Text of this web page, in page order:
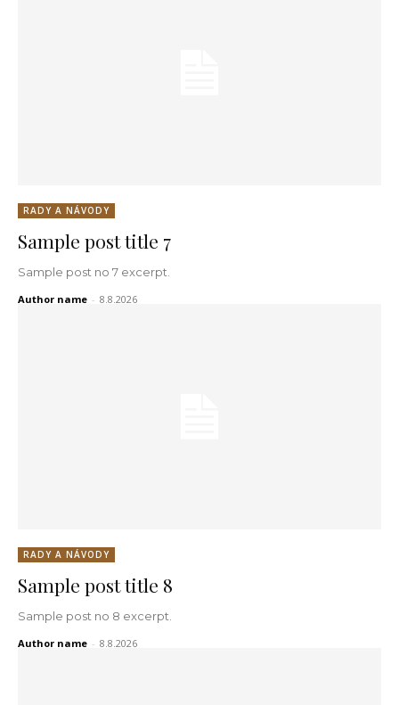
RADY A NÁVODY
Sample post title 7
Sample post no 7 excerpt.
Author name - 8.8.2026
RADY A NÁVODY
Sample post title 8
Sample post no 8 excerpt.
Author name - 8.8.2026